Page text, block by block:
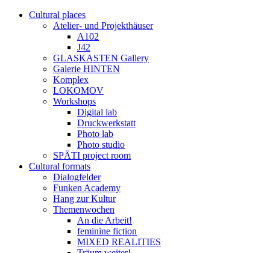
Cultural places
Atelier- und Projekthäuser
A102
J42
GLASKASTEN Gallery
Galerie HINTEN
Komplex
LOKOMOV
Workshops
Digital lab
Druckwerkstatt
Photo lab
Photo studio
SPÄTI project room
Cultural formats
Dialogfelder
Funken Academy
Hang zur Kultur
Themenwochen
An die Arbeit!
feminine fiction
MIXED REALITIES